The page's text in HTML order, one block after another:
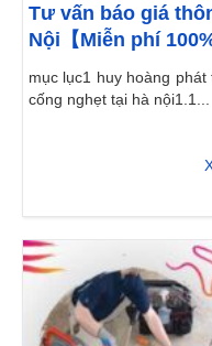
Tư vấn báo giá
Nội【Miễn phí 100%
mục lục1 huy hoàng
cống nghẹt tại hà nội1.1...